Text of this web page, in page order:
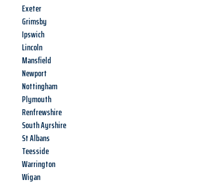
Exeter
Grimsby
Ipswich
Lincoln
Mansfield
Newport
Nottingham
Plymouth
Renfrewshire
South Ayrshire
St Albans
Teesside
Warrington
Wigan